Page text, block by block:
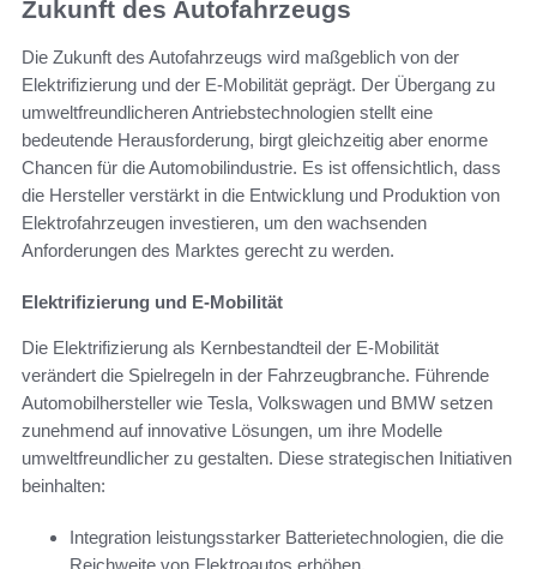
Zukunft des Autofahrzeugs
Die Zukunft des Autofahrzeugs wird maßgeblich von der
Elektrifizierung und der E-Mobilität geprägt. Der Übergang zu
umweltfreundlicheren Antriebstechnologien stellt eine
bedeutende Herausforderung, birgt gleichzeitig aber enorme
Chancen für die Automobilindustrie. Es ist offensichtlich, dass
die Hersteller verstärkt in die Entwicklung und Produktion von
Elektrofahrzeugen investieren, um den wachsenden
Anforderungen des Marktes gerecht zu werden.
Elektrifizierung und E-Mobilität
Die Elektrifizierung als Kernbestandteil der E-Mobilität
verändert die Spielregeln in der Fahrzeugbranche. Führende
Automobilhersteller wie Tesla, Volkswagen und BMW setzen
zunehmend auf innovative Lösungen, um ihre Modelle
umweltfreundlicher zu gestalten. Diese strategischen Initiativen
beinhalten:
Integration leistungsstarker Batterietechnologien, die die